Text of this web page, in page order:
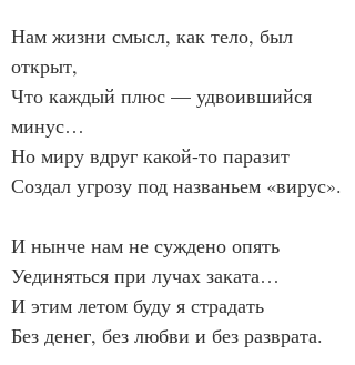
Нам жизни смысл, как тело, был
открыт,
Что каждый плюс — удвоившийся
минус…
Но миру вдруг какой-то паразит
Создал угрозу под названьем «вирус».
И нынче нам не суждено опять
Уединяться при лучах заката…
И этим летом буду я страдать
Без денег, без любви и без разврата.